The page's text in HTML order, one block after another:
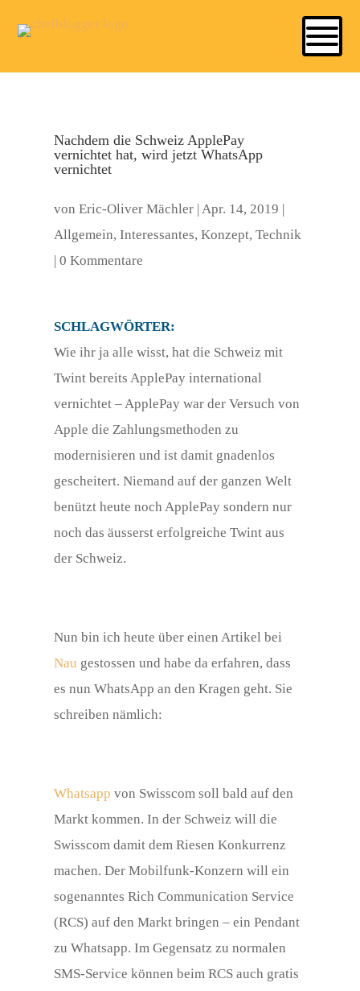
Nachdem die Schweiz ApplePay
vernichtet hat, wird jetzt WhatsApp
vernichtet
vonEric-Oliver Mächler |Apr. 14, 2019 |
Allgemein,Interessantes,Konzept,Technik
|0 Kommentare
SCHLAGWÖRTER:
Wie ihr ja alle wisst, hat die Schweiz mit
Twint bereits ApplePay international
vernichtet – ApplePay war der Versuch von
Apple die Zahlungsmethoden zu
modernisieren und ist damit gnadenlos
gescheitert. Niemand auf der ganzen Welt
benützt heute noch ApplePay sondern nur
noch das äusserst erfolgreiche Twint aus
der Schweiz.
Nun bin ich heute über einen Artikel bei
Nau gestossen und habe da erfahren, dass
es nun WhatsApp an den Kragen geht. Sie
schreiben nämlich:
Whatsapp von Swisscom soll bald auf den
Markt kommen. In der Schweiz will die
Swisscom damit dem Riesen Konkurrenz
machen. Der Mobilfunk-Konzern will ein
sogenanntes Rich Communication Service
(RCS) auf den Markt bringen – ein Pendant
zu Whatsapp. Im Gegensatz zu normalen
SMS-Service können beim RCS auch gratis